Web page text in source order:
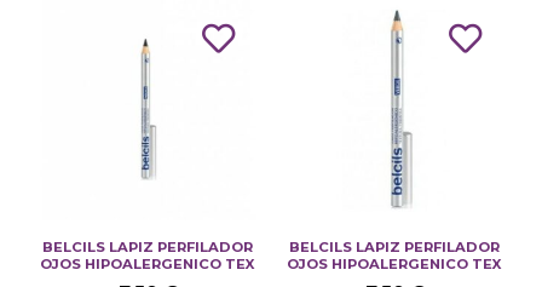
BELCILS LAPIZ PERFILADOR
OJOS HIPOALERGENICO TEX
BELCILS LAPIZ PERFILADOR
OJOS HIPOALERGENICO TEX